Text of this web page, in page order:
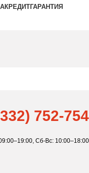
КРЕДИТГАРАНТИЯ
752-754
Сб-Вс: 10:00–18:00